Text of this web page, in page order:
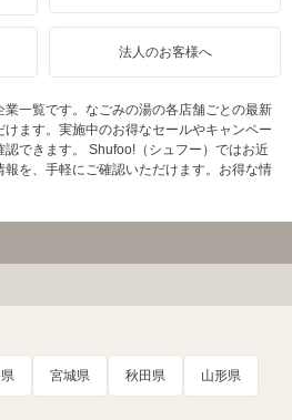
法人のお客様へ
一覧です。なごみの湯の各店舗ごとの最新
ます。実施中のお得なセールやキャンペー
できます。 Shufoo!（シュフー）ではお近
報を、手軽にご確認いただけます。お得な情
宮城県 秋田県 山形県